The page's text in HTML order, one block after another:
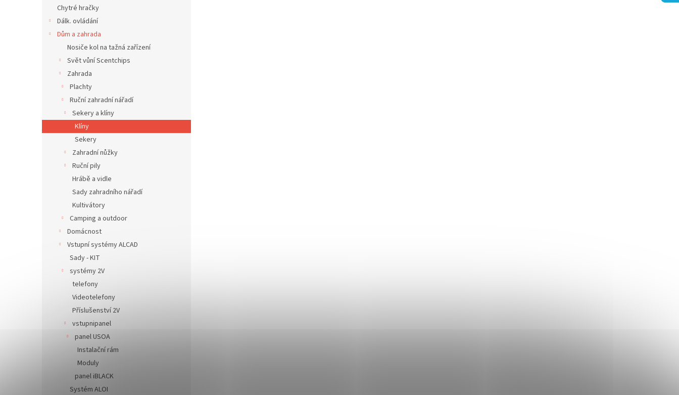
Chytré hračky
Dálk. ovládání
Dům a zahrada
Nosiče kol na tažná zařízení
Svět vůní Scentchips
Zahrada
Plachty
Ruční zahradní nářadí
Sekery a klíny
Klíny
Sekery
Zahradní nůžky
Ruční pily
Hrábě a vidle
Sady zahradního nářadí
Kultivátory
Camping a outdoor
Domácnost
Vstupní systémy ALCAD
Sady - KIT
systémy 2V
telefony
Videotelefony
Příslušenství 2V
vstupnipanel
panel USOA
Instalační rám
Moduly
panel iBLACK
Systém ALOI